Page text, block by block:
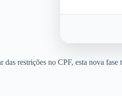
restrições no CPF, esta nova